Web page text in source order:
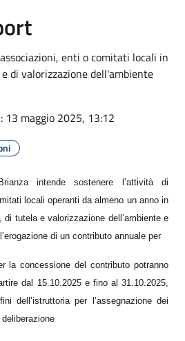
enti o comitati locali in
di valorizzazione dell'ambiente
: 13 maggio 2025, 13:12
intende sostenere l’attività di
locali operanti da almeno un anno in
tutela e valorizzazione dell’ambiente e
di un contributo annuale per
la concessione del contributo potranno
dal 15.10.2025 e fino al 31.10.2025,
dell’istruttoria per l’assegnazione dei